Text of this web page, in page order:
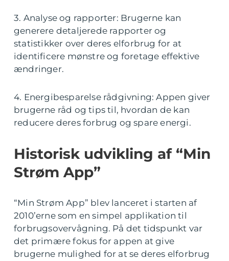
3. Analyse og rapporter: Brugerne kan
generere detaljerede rapporter og
statistikker over deres elforbrug for at
identificere mønstre og foretage effektive
ændringer.
4. Energibesparelse rådgivning: Appen giver
brugerne råd og tips til, hvordan de kan
reducere deres forbrug og spare energi.
Historisk udvikling af “Min
Strøm App”
“Min Strøm App” blev lanceret i starten af
2010’erne som en simpel applikation til
forbrugsovervågning. På det tidspunkt var
det primære fokus for appen at give
brugerne mulighed for at se deres elforbrug